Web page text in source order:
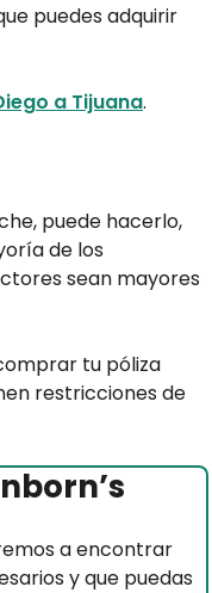
puedes adquirir
a Tijuana.
puede hacerlo,
de los
sean mayores
tu póliza
restricciones de
a encontrar
y que puedas